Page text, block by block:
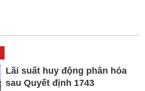
Lãi suất huy động phân hóa
sau Quyết định 1743